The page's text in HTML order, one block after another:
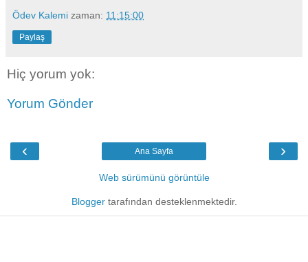
Ödev Kalemi zaman: 11:15:00
Paylaş
Hiç yorum yok:
Yorum Gönder
‹ ›
Ana Sayfa
Web sürümünü görüntüle
Bloggertarafından desteklenmektedir.